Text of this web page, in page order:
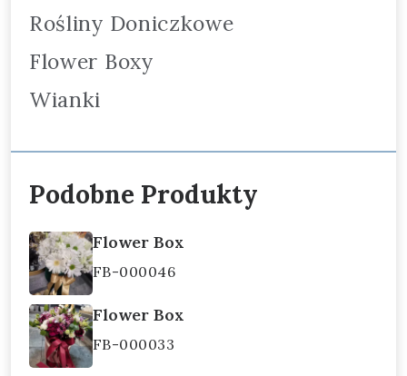
Rośliny Doniczkowe
Flower Boxy
Wianki
Podobne Produkty
Flower Box
FB-000046
Flower Box
FB-000033